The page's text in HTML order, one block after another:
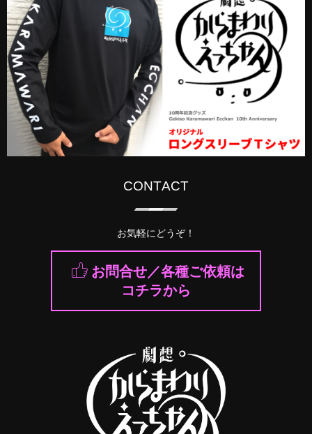
CONTACT
お気軽にどうぞ！
お問合せ／各種ご依頼は
コチラから